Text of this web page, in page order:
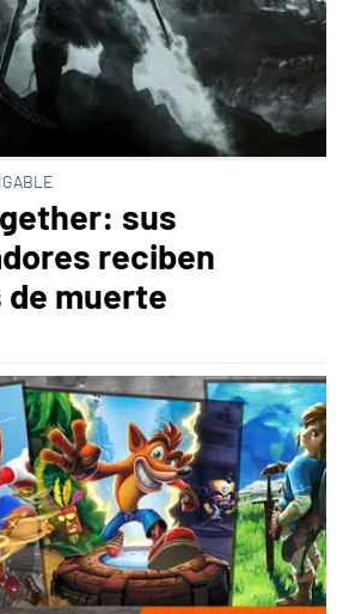
sus
reciben
de muerte